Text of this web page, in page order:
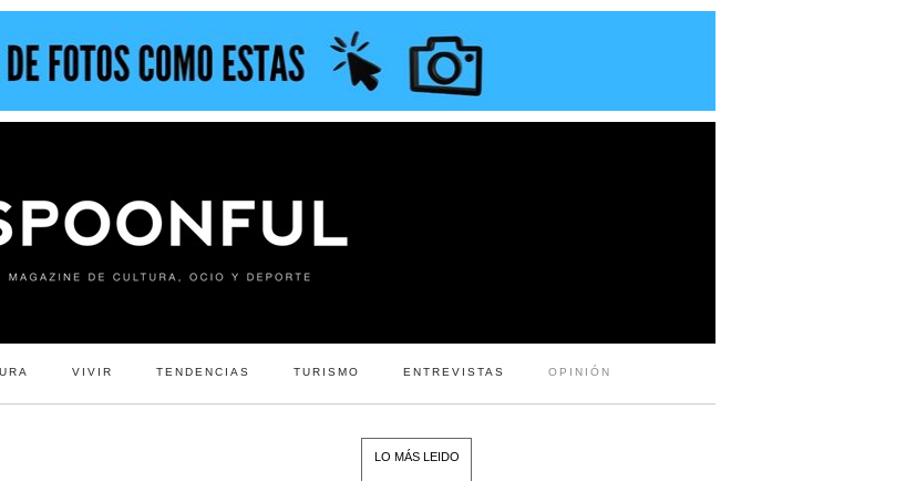
VIVIR TENDENCIAS TURISMO ENTREVISTAS OPINIÓN
LO MÁS LEIDO